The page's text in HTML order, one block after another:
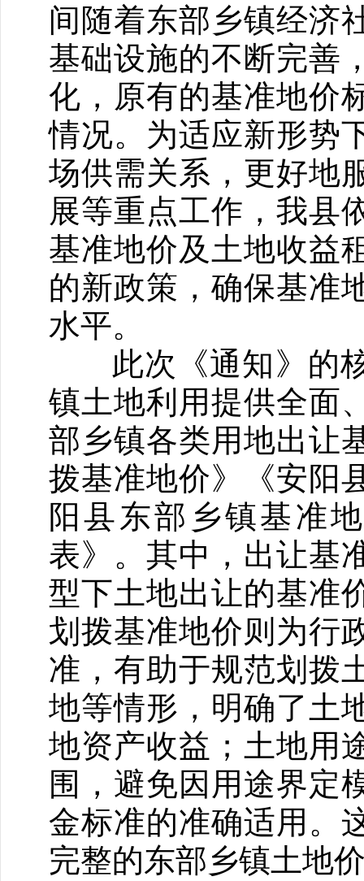
间随着东部乡镇经济
基础设施的不断完善
化，原有的基准地价
情况。为适应新形势
场供需关系，更好地
展等重点工作，我县
基准地价及土地收益
的新政策，确保基准
水平。
此次《通知》的核
镇土地利用提供全面
部乡镇各类用地出让
拨基准地价》《安阳
阳县东部乡镇基准
表》。其中，出让基
型下土地出让的基准
划拨基准地价则为行
准，有助于规范划拨
地等情形，明确了土
地资产收益；土地用
围，避免因用途界定
金标准的准确适用。
完整的东部乡镇土地